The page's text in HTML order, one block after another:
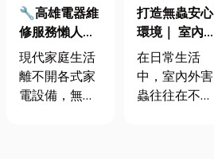
🔧高雄電器維
修服務懶人包
｜冷氣、冰
箱、洗衣機專
業維修
現代家庭生活
離不開各式家
電設備，無論
打造無蟲安心
環境｜ 室內外
害蟲防治全攻
略
在日常生活
中，室內外害
蟲往往在不知